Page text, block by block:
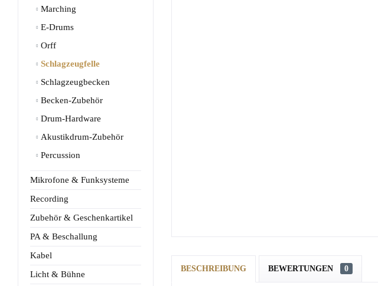
Marching
E-Drums
Orff
Schlagzeugfelle
Schlagzeugbecken
Becken-Zubehör
Drum-Hardware
Akustikdrum-Zubehör
Percussion
Mikrofone & Funksysteme
Recording
Zubehör & Geschenkartikel
PA & Beschallung
Kabel
Licht & Bühne
BESCHREIBUNG BEWERTUNGEN 0